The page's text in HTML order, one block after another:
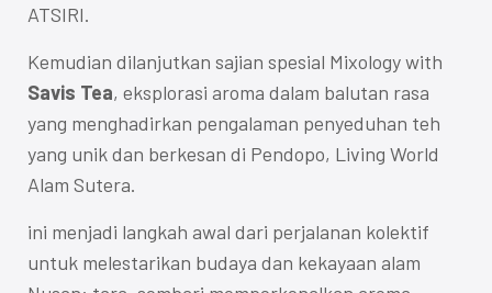
ATSIRI.
Kemudian dilanjutkan sajian spesial Mixology with
Savis Tea, eksplorasi aroma dalam balutan rasa
yang menghadirkan pengalaman penyeduhan teh
yang unik dan berkesan di Pendopo, Living World
Alam Sutera.
ini menjadi langkah awal dari perjalanan kolektif
untuk melestarikan budaya dan kekayaan alam